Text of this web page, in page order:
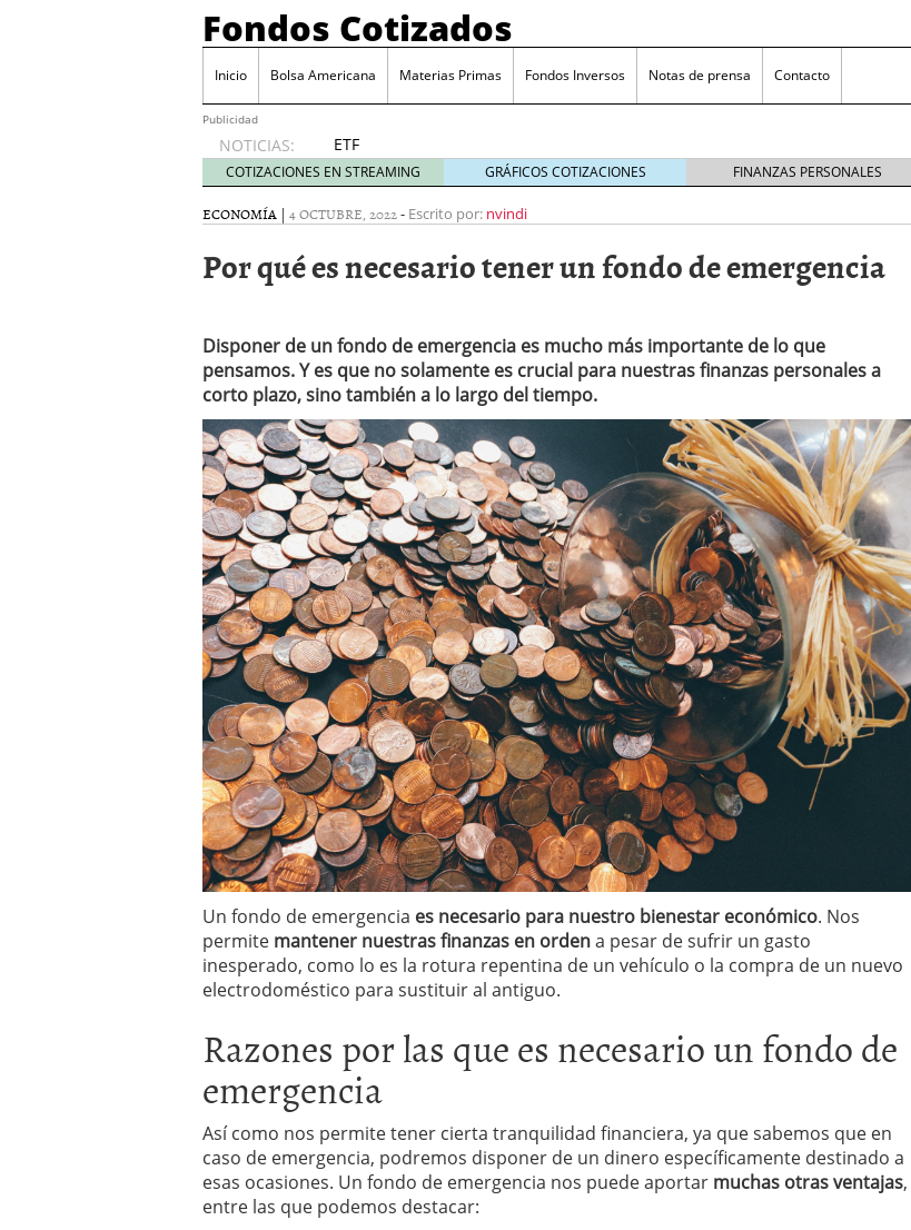
Fondos Cotizados
Inicio Bolsa Americana Materias Primas Fondos Inversos Notas de prensa Contacto
Publicidad
NOTICIAS:
ETF
activos:
el
producto
Europa y
a llegar
al
inversor
febrero
28, 2026
ETF activos: el producto que más crece en Europa y que empieza a llegar al
inversor español febrero 23, 2026
ETF de defensa, industriales y renta variable europea: las apuestas que
marcaron 2025 y siguen vivas en 2026
ETF o fondo indexado en España: la eterna pregunta tiene respuesta
(depende de ti) febrero 16, 2026
Enero de 2026 rompe todos los registros: 55.900 millones en un solo mes
febrero 8, 2026
COTIZACIONES EN STREAMING GRÁFICOS COTIZACIONES FINANZAS PERSONALES
ECONOMÍA | 4 OCTUBRE, 2022- Escrito por: nvindi
Por qué es necesario tener un fondo de emergencia
Disponer de un fondo de emergencia es mucho más importante de lo que
pensamos. Y es que no solamente es crucial para nuestras finanzas personales a
corto plazo, sino también a lo largo del tiempo.
Un fondo de emergencia es necesario para nuestro bienestar económico. Nos
permite mantener nuestras finanzas en ordena pesar de sufrir un gasto
inesperado, como lo es la rotura repentina de un vehículo o la compra de un nuevo
electrodoméstico para sustituir al antiguo.
Razones por las que es necesario un fondo de
emergencia
Así como nos permite tener cierta tranquilidad financiera, ya que sabemos que en
caso de emergencia, podremos disponer de un dinero específicamente destinado a
esas ocasiones. Un fondo de emergencia nos puede aportar muchas otras ventajas,
entre las que podemos destacar: